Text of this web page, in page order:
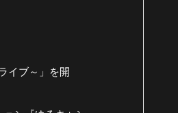
イブ～」を開